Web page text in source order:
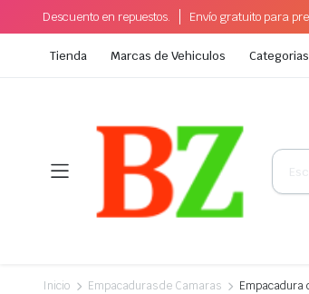
Descuento en repuestos. Envío gratuito para
Tienda Marcas de Vehiculos Categorias
Inicio Empacaduras de Camaras Empacadura